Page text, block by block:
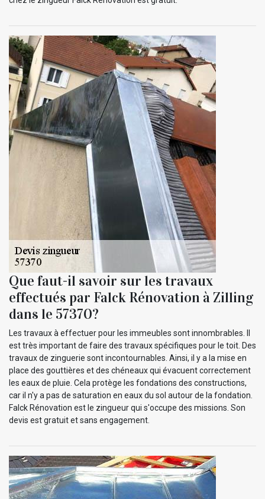
Que faut-il savoir sur les travaux
effectués par Falck Rénovation à Zilling
dans le 57370?
Les travaux à effectuer pour les immeubles sont innombrables. Il
est très important de faire des travaux spécifiques pour le toit. Des
travaux de zinguerie sont incontournables. Ainsi, il y a la mise en
place des gouttières et des chéneaux qui évacuent correctement
les eaux de pluie. Cela protège les fondations des constructions,
car il n'y a pas de saturation en eaux du sol autour de la fondation.
Falck Rénovation est le zingueur qui s'occupe des missions. Son
devis est gratuit et sans engagement.